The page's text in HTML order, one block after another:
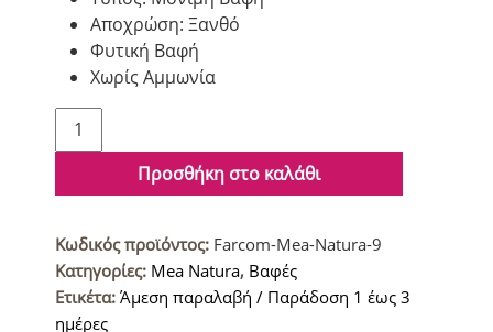
Αποχρώση: Ξανθό
Φυτική Βαφή
Χωρίς Αμμωνία
Farcom
Mea
Βαφή
9
Ξανθό
Πολύ
Προσθήκη στο καλάθι
Κωδικός προϊόντος: Farcom-Mea-Natura-9
Κατηγορίες: Mea Natura, Βαφές
Ετικέτα: Άμεση παραλαβή / Παράδοση 1 έως 3
ημέρες